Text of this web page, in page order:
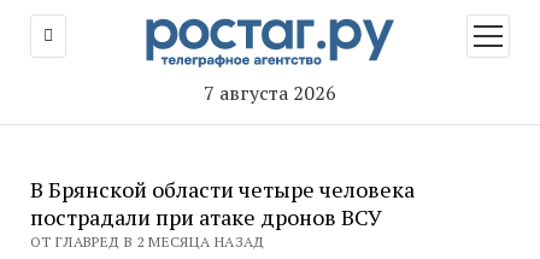
7 августа 2026
меню
В Брянской области четыре человека
пострадали при атаке дронов ВСУ
ОТ ГЛАВРЕД В 2 МЕСЯЦА НАЗАД